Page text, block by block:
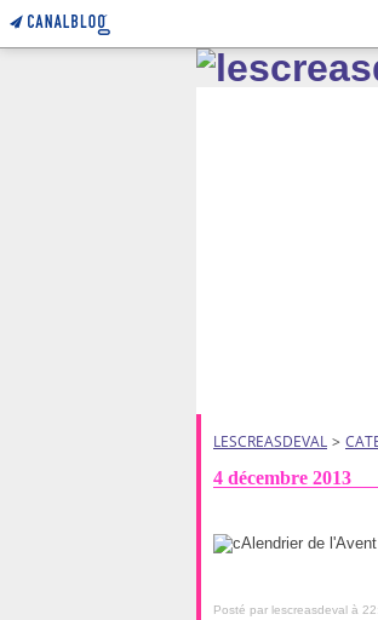
LESCREASDEVAL >
4 décembre 2013
Posté par lescreasdeval à